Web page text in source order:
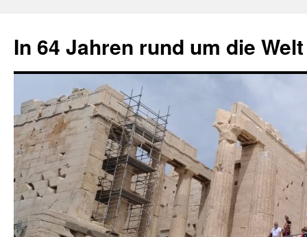
springen
In 64 Jahren rund um die Welt